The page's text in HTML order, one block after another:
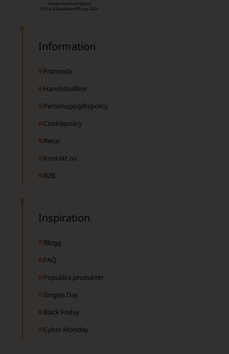
Information
Framsida
Handelsvillkor
Personuppgiftspolicy
Cookiepolicy
Retur
Kontakt os
B2B
Inspiration
Blogg
FAQ
Populära produkter
Singles Day
Black Friday
Cyber Monday